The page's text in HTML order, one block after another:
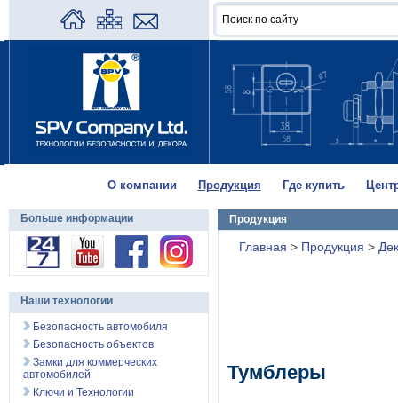
О компании Продукция Где купить
Продукция
Главная > Продукция >
Тумблеры
Больше информации
Наши технологии
Безопасность автомобиля
Безопасность объектов
Замки для коммерческих
автомобилей
Ключи и Технологии